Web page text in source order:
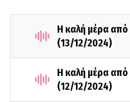
Η καλή μέρα από
(13/12/2024)
Η καλή μέρα από
(12/12/2024)